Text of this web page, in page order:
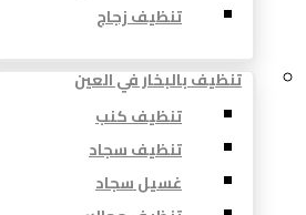
تنظيف زجاج
تنظيف بالبخار في العين
تنظيف كنب
تنظيف سجاد
غسيل سجاد